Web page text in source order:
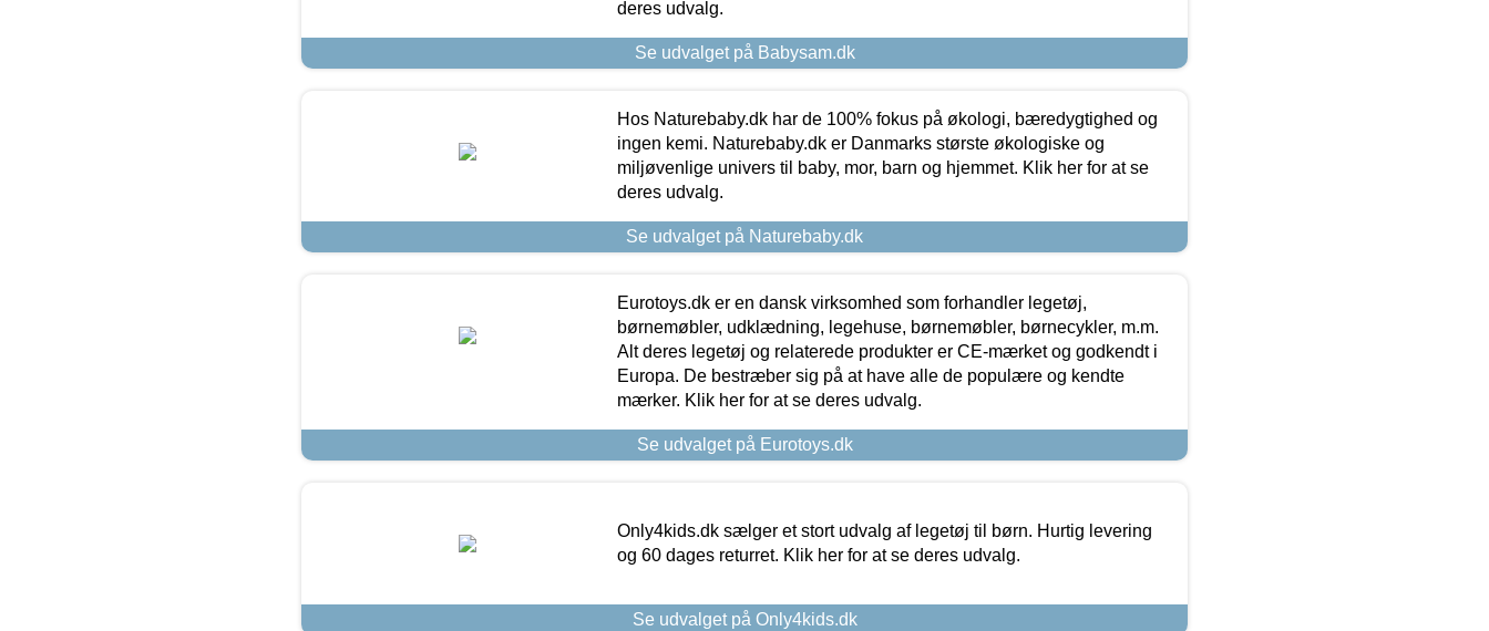
deres udvalg.
Se udvalget på Babysam.dk
Hos Naturebaby.dk har de 100% fokus på økologi, bæredygtighed og
ingen kemi. Naturebaby.dk er Danmarks største økologiske og
miljøvenlige univers til baby, mor, barn og hjemmet. Klik her for at se
deres udvalg.
Se udvalget på Naturebaby.dk
Eurotoys.dk er en dansk virksomhed som forhandler legetøj,
børnemøbler, udklædning, legehuse, børnemøbler, børnecykler, m.m.
Alt deres legetøj og relaterede produkter er CE-mærket og godkendt i
Europa. De bestræber sig på at have alle de populære og kendte
mærker. Klik her for at se deres udvalg.
Se udvalget på Eurotoys.dk
Only4kids.dk sælger et stort udvalg af legetøj til børn. Hurtig levering
og 60 dages returret. Klik her for at se deres udvalg.
Se udvalget på Only4kids.dk